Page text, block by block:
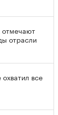
отрасли
все